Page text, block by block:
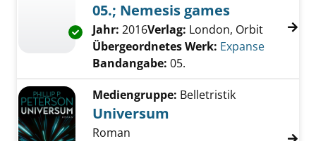
Exemplar-Details von 05.; Nemesis games
05.; Nemesis games
Suche nach diesem Verfasser
Jahr: 2016Verlag: London, Orbit
Übergeordnetes Werk: Expanse
Bandangabe: 05.
Mediengruppe: Belletristik
Universum
Roman